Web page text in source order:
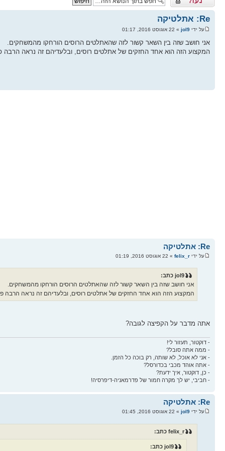
Re: אתלטיקה
על ידי jol9 » 22 אוגוסט 2016, 01:17
אני חושב שזה בין השאר קשור לזה שהאתלטים הרוסים הורחקו מהמשחקים.
המקצוע הזה הוא אחד החזקים של אתלטים רוסים, ובלעדיהם זה נראה הרבה
Re: אתלטיקה
על ידי felix_r » 22 אוגוסט 2016, 01:19
jol9 כתב:
אני חושב שזה בין השאר קשור לזה שהאתלטים הרוסים הורחקו מהמשחקים.
המקצוע הזה הוא אחד החזקים של אתלטים רוסים, ובלעדיהם זה נראה הרבה
אתה מדבר על הקפיצה לגובה?
- דוקטור, תעזור לי!
- ממה אתה סובל?
- אני לא אוכל, לא שותה, רק בוכה כל הזמן.
- אתה אוהד מכבי בכדורסל?
- כן, דוקטור, איך ידעת?
- חביבי, יש לך מקרה חמור של פדרמאניה-דיפרסיה!
Re: אתלטיקה
על ידי jol9 » 22 אוגוסט 2016, 01:45
felix_r כתב:
jol9 כתב: